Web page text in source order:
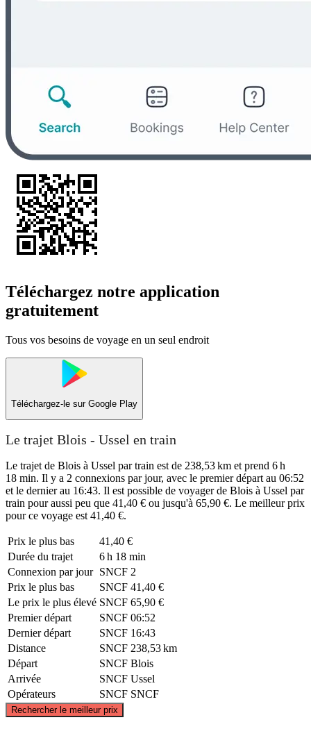
Téléchargez notre application
gratuitement
Tous vos besoins de voyage en un seul endroit
Téléchargez-le sur Google Play
Le trajet Blois - Ussel en train
Le trajet de Blois à Ussel par train est de 238,53 km et prend 6 h
18 min. Il y a 2 connexions par jour, avec le premier départ au 06:52
et le dernier au 16:43. Il est possible de voyager de Blois à Ussel par
train pour aussi peu que 41,40 € ou jusqu'à 65,90 €. Le meilleur prix
pour ce voyage est 41,40 €.
Prix ​​le plus bas
41,40 €
Durée du trajet
6 h 18 min
Connexion par jour SNCF 2
Prix ​​le plus bas
SNCF 41,40 €
Le prix le plus élevé SNCF 65,90 €
Premier départ
SNCF 06:52
Dernier départ
SNCF 16:43
Distance
SNCF 238,53 km
Départ
SNCF Blois
Arrivée
SNCF Ussel
Opérateurs
SNCF SNCF
Rechercher le meilleur prix